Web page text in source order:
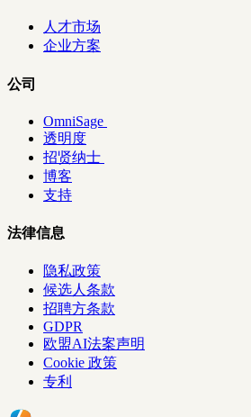
人才市场
企业方案
公司
OmniSage
透明度
招贤纳士
博客
支持
法律信息
隐私政策
候选人条款
招聘方条款
GDPR
欧盟AI法案声明
Cookie 政策
专利